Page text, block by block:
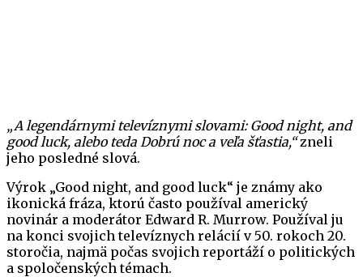
„A legendárnymi televíznymi slovami: Good night, and
good luck, alebo teda Dobrú noc a veľa šťastia,“zneli
jeho posledné slová.
Výrok „Good night, and good luck“ je známy ako
ikonická fráza, ktorú často používal americký
novinár a moderátor Edward R. Murrow. Používal ju
na konci svojich televíznych relácií v 50. rokoch 20.
storočia, najmä počas svojich reportáží o politických
a spoločenských témach.